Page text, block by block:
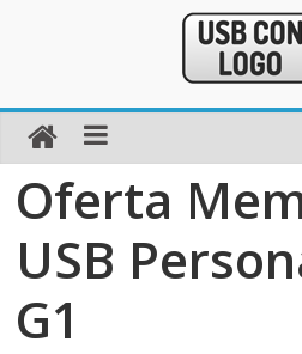
Oferta
USB
G1